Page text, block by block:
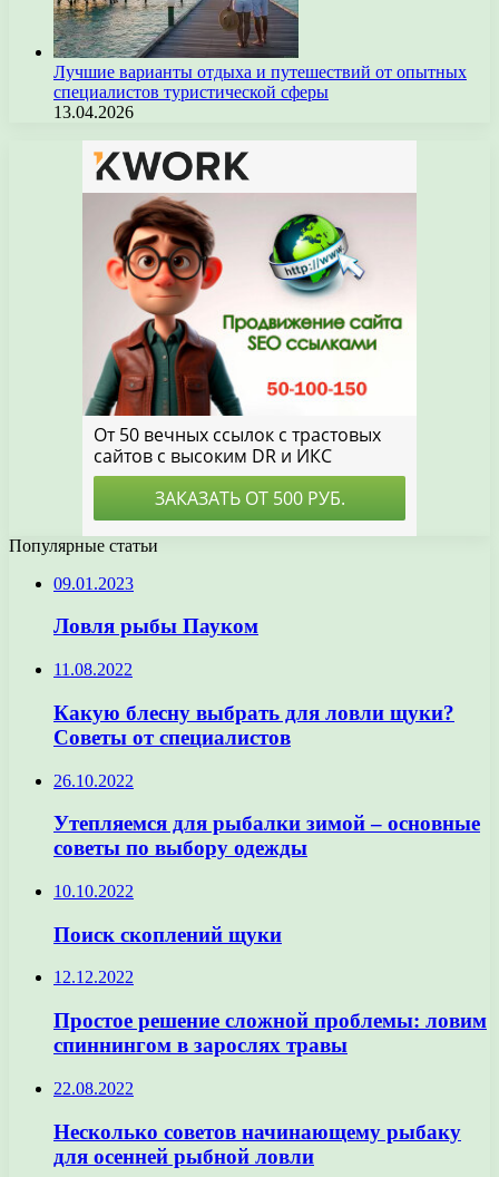
Лучшие варианты отдыха и путешествий от опытных
специалистов туристической сферы
13.04.2026
Популярные статьи
09.01.2023
Ловля рыбы Пауком
11.08.2022
Какую блесну выбрать для ловли щуки?
Советы от специалистов
26.10.2022
Утепляемся для рыбалки зимой – основные
советы по выбору одежды
10.10.2022
Поиск скоплений щуки
12.12.2022
Простое решение сложной проблемы: ловим
спиннингом в зарослях травы
22.08.2022
Несколько советов начинающему рыбаку
для осенней рыбной ловли